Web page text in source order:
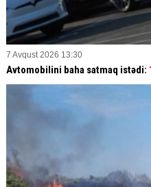
7 Avqust 2026 13:30
Avtomobilini baha satmaq istədi: